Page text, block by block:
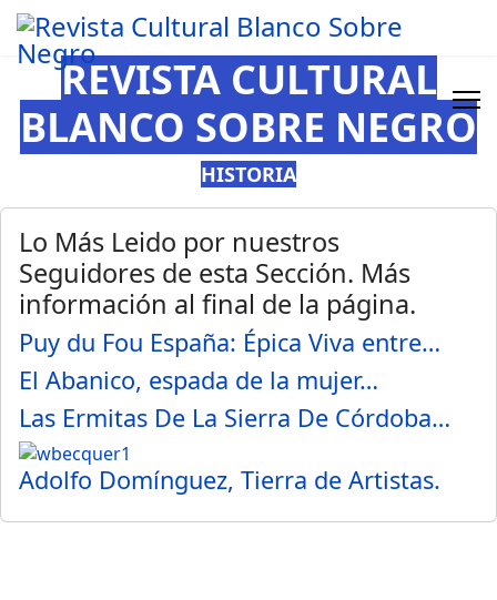
REVISTA CULTURAL
BLANCO SOBRE NEGRO
HISTORIA
Lo Más Leido por nuestros
Seguidores de esta Sección. Más
información al final de la página.
Puy du Fou España: Épica Viva entre…
El Abanico, espada de la mujer…
Las Ermitas De La Sierra De Córdoba…
Adolfo Domínguez, Tierra de Artistas.